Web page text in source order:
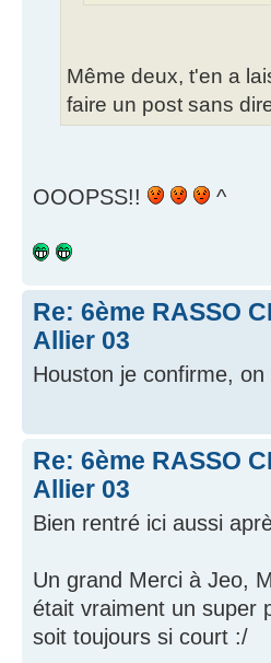
Même deux, t'en a
faire un post sans
OOOPSS!! ^
Re: 6ème RASSO
Allier 03
Houston je confirme,
Re: 6ème RASSO
Allier 03
Bien rentré ici aussi
Un grand Merci à Jeo,
était vraiment un super
soit toujours si court :/